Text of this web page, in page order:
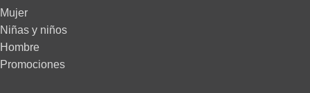
Mujer
Niñas y niños
Hombre
Promociones